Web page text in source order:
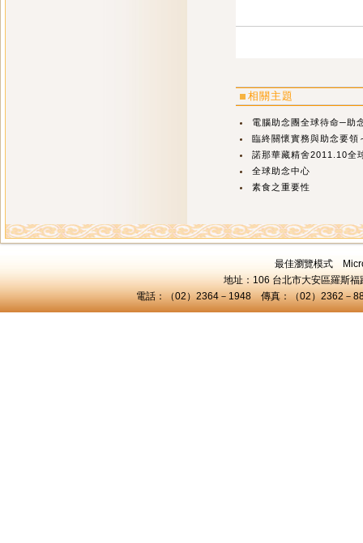
相關主題
電腦助念團全球待命─助
臨終關懷實務與助念要
諾那華藏精舍2011.10全
全球助念中心
素食之重要性
最佳瀏覽模式
地址：106 台北市大安區羅斯
電話：（02）2364－1948 傳真：（02）2362－